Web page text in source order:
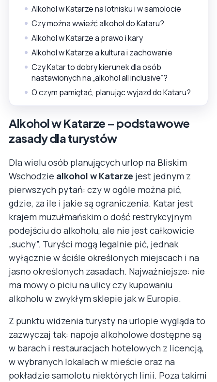
Alkohol w Katarze na lotnisku i w samolocie
Czy można wwieźć alkohol do Kataru?
Alkohol w Katarze a prawo i kary
Alkohol w Katarze a kultura i zachowanie
Czy Katar to dobry kierunek dla osób
nastawionych na „alkohol all inclusive”?
O czym pamiętać, planując wyjazd do Kataru?
Alkohol w Katarze – podstawowe
zasady dla turystów
Dla wielu osób planujących urlop na Bliskim
Wschodzie alkohol w Katarze jest jednym z
pierwszych pytań: czy w ogóle można pić,
gdzie, za ile i jakie są ograniczenia. Katar jest
krajem muzułmańskim o dość restrykcyjnym
podejściu do alkoholu, ale nie jest całkowicie
„suchy”. Turyści mogą legalnie pić, jednak
wyłącznie w ściśle określonych miejscach i na
jasno określonych zasadach. Najważniejsze: nie
ma mowy o piciu na ulicy czy kupowaniu
alkoholu w zwykłym sklepie jak w Europie.
Z punktu widzenia turysty na urlopie wygląda to
zazwyczaj tak: napoje alkoholowe dostępne są
w barach i restauracjach hotelowych z licencją,
w wybranych lokalach w mieście oraz na
pokładzie samolotu niektórych linii. Poza takimi